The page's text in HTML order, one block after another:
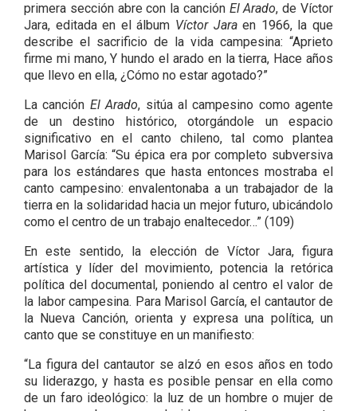
primera sección abre con la canción El Arado, de Víctor
Jara, editada en el álbum Víctor Jaraen 1966, la que
describe el sacrificio de la vida campesina: “Aprieto
firme mi mano, Y hundo el arado en la tierra, Hace años
que llevo en ella, ¿Cómo no estar agotado?”
La canción El Arado, sitúa al campesino como agente
de un destino histórico, otorgándole un espacio
significativo en el canto chileno, tal como plantea
Marisol García: “Su épica era por completo subversiva
para los estándares que hasta entonces mostraba el
canto campesino: envalentonaba a un trabajador de la
tierra en la solidaridad hacia un mejor futuro, ubicándolo
como el centro de un trabajo enaltecedor…” (109)
En este sentido, la elección de Víctor Jara, figura
artística y líder del movimiento, potencia la retórica
política del documental, poniendo al centro el valor de
la labor campesina. Para Marisol García, el cantautor de
la Nueva Canción, orienta y expresa una política, un
canto que se constituye en un manifiesto:
“La figura del cantautor se alzó en esos años en todo
su liderazgo, y hasta es posible pensar en ella como
de un faro ideológico: la luz de un hombre o mujer de